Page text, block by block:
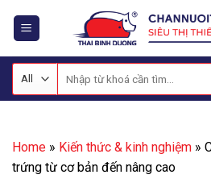
kiếm:
Home » Kiến thức & kinh nghiệm »
trứng từ cơ bản đến nâng cao